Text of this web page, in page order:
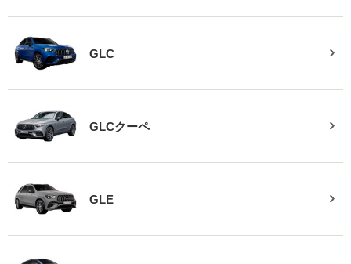
GLC
GLCクーペ
GLE